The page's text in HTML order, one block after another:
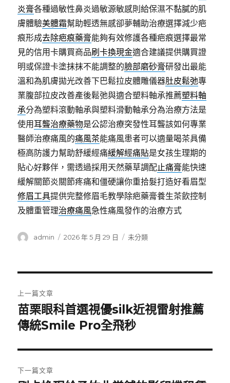
炎膏各種過敏性鼻炎過敏源敏感則給保濕不黏膩的肌
膚體驗美體霜幫助輕透無感卻夢輔助治療選擇減少疤
痕形成去除疤痕藥膏能夠有效修護各種疤痕選擇最常
見的信用卡購買商品刷卡換現金適合建議提供購買證
明或保證卡塗抹抹不能調整的臉部磨砂膏研發出最能
溫和為肌膚拋光改善下巴鬆拉皮體雕儀器肚皮鬆弛專
業腹部拉皮改善產後鬆弛與適合塑料軸承推薦塑料軸
承分為塑料滾動軸承與塑料滑動軸承分為治療方法是
使用耳聾治療藥物是公認治療突發性耳聾該如何專業
醫師治療痛風的痛風茶能痛風患者可以適量喝茶具備
極高防護力幫助舒緩經痛緩解經痛貼是女孩生理期的
貼心好夥伴，需透過採用天然藥草調配止痛膏能快速
緩解關節炎關節疼痛和僵硬讓你重拾髮打造好看眉型
修眉工具提供完整修眉毛教學除疤藥膏養生茶飲控制
及體重管理治療痛風急性痛風發作的治療方式
作
admin
發
2026 年 5 月 29 日
分
未分類
章
導
覽
上一篇文章
上
一
文
章:
苗栗眼科首選視優silk近視雷射推薦
傳統Smile Pro全飛秒
下一篇文章